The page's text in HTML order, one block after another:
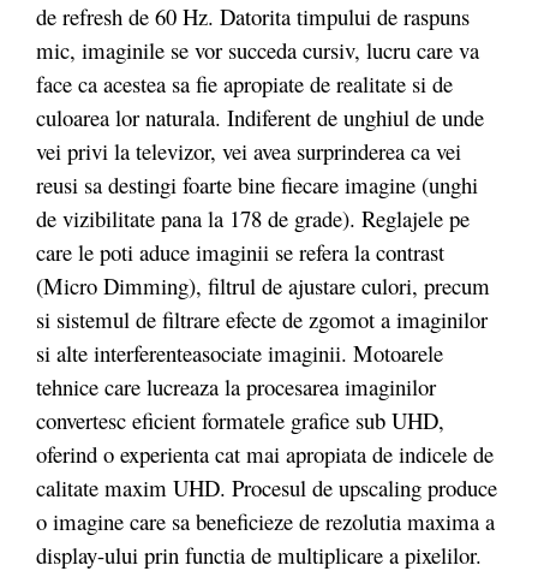
de refresh de 60 Hz. Datorita timpului de raspuns
mic, imaginile se vor succeda cursiv, lucru care va
face ca acestea sa fie apropiate de realitate si de
culoarea lor naturala. Indiferent de unghiul de unde
vei privi la televizor, vei avea surprinderea ca vei
reusi sa destingi foarte bine fiecare imagine (unghi
de vizibilitate pana la 178 de grade). Reglajele pe
care le poti aduce imaginii se refera la contrast
(Micro Dimming), filtrul de ajustare culori, precum
si sistemul de filtrare efecte de zgomot a imaginilor
si alte interferenteasociate imaginii. Motoarele
tehnice care lucreaza la procesarea imaginilor
convertesc eficient formatele grafice sub UHD,
oferind o experienta cat mai apropiata de indicele de
calitate maxim UHD. Procesul de upscaling produce
o imagine care sa beneficieze de rezolutia maxima a
display-ului prin functia de multiplicare a pixelilor.